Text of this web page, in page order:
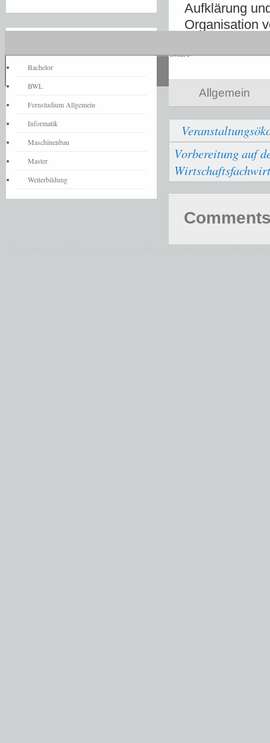
Aufklärung
Organisation
Share
Allgemein
Vorbereitung auf
Bachelor
BWL
Fernstudium Allgemein
Informatik
Maschinenbau
Master
Weiterbildung